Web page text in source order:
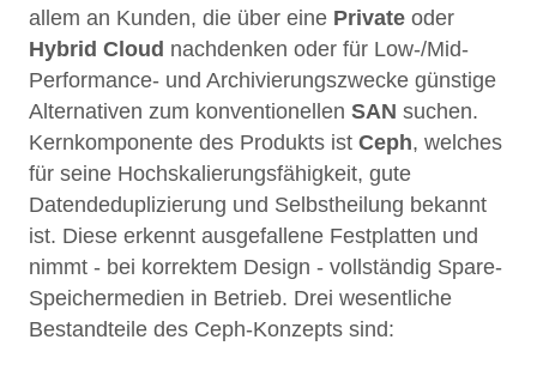
allem an Kunden, die über eine Private oder
Hybrid Cloud nachdenken oder für Low-/Mid-
Performance- und Archivierungszwecke günstige
Alternativen zum konventionellen SAN suchen.
Kernkomponente des Produkts ist Ceph, welches
für seine Hochskalierungsfähigkeit, gute
Datendeduplizierung und Selbstheilung bekannt
ist. Diese erkennt ausgefallene Festplatten und
nimmt - bei korrektem Design - vollständig Spare-
Speichermedien in Betrieb. Drei wesentliche
Bestandteile des Ceph-Konzepts sind: